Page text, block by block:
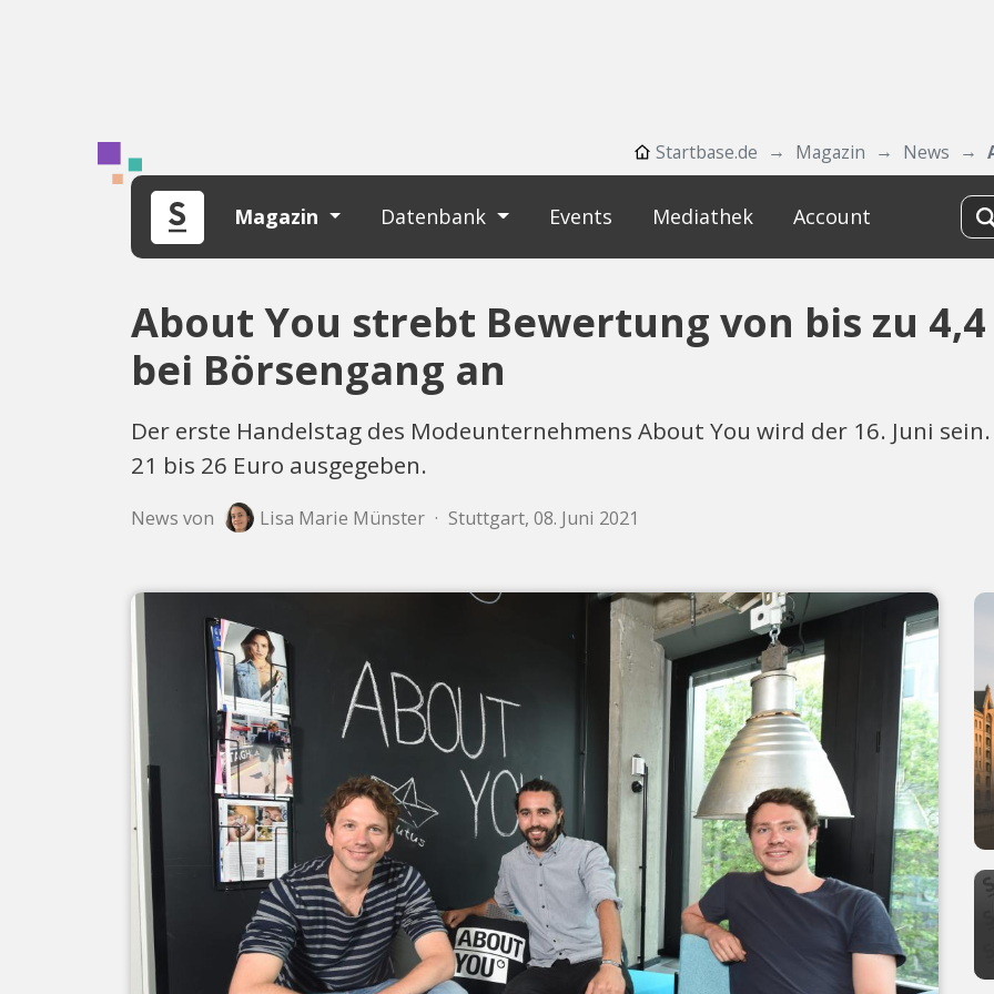
Startbase.de Magazin News
Magazin Datenbank Events Mediathek Account
About You strebt Bewertung von bis zu
bei Börsengang an
Der erste Handelstag des Modeunternehmens About You wird der 16. Juni
21 bis 26 Euro ausgegeben.
News von Lisa Marie Münster · Stuttgart, 08. Juni 2021